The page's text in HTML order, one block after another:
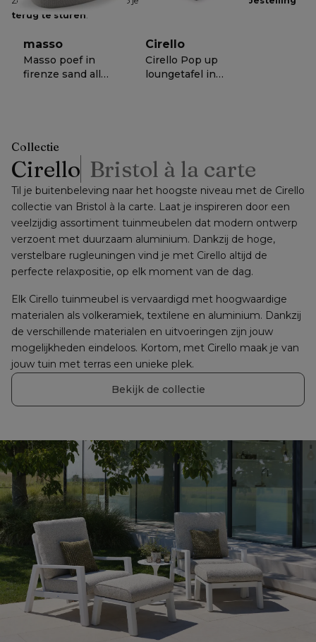
terug te sturen.
masso
Masso poef in
firenze sand all
Cirello
Cirello Pop up
loungetafel in
cm
Collectie
Cirello Bristol à la carte
Til je buitenbeleving naar het hoogste niveau met de Cirello
collectie van Bristol à la carte. Laat je inspireren door een
veelzijdig assortiment tuinmeubelen dat modern ontwerp
verzoent met duurzaam aluminium. Dankzij de hoge,
verstelbare rugleuningen vind je met Cirello altijd de
perfecte relaxpositie, op elk moment van de dag.
Elk Cirello tuinmeubel is vervaardigd met hoogwaardige
materialen als volkeramiek, textilene en aluminium. Dankzij
de verschillende materialen en uitvoeringen zijn jouw
mogelijkheden eindeloos. Kortom, met Cirello maak je van
jouw tuin met terras een unieke plek.
Bekijk de collectie